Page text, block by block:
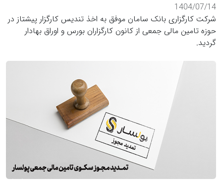
1404/07/14
شرکت کارگزاری بانک سامان موفق به اخذ تندیس کارگزار پیشتاز در
حوزه تامین مالی جمعی از کانون کارگزاران بورس و اوراق بهادار
گردید.